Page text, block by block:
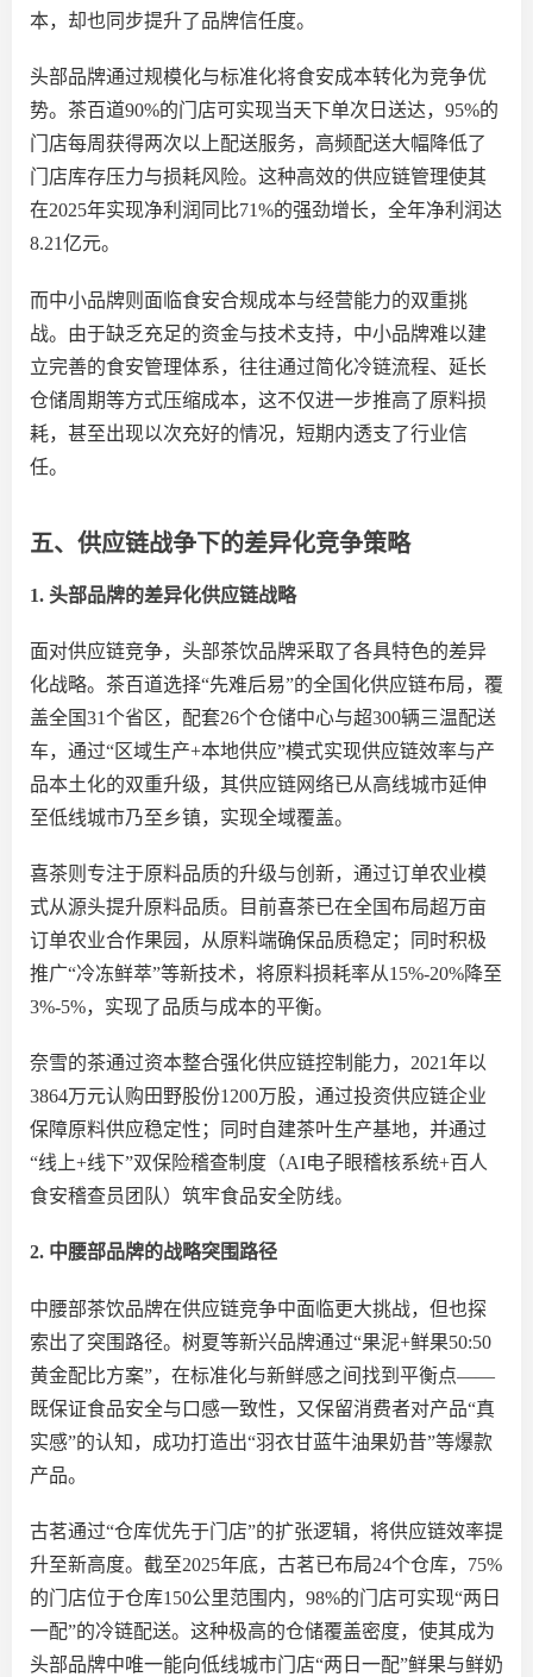
本，却也同步提升了品牌信任度。
头部品牌通过规模化与标准化将食安成本转化为竞争优
势。茶百道90%的门店可实现当天下单次日送达，95%的
门店每周获得两次以上配送服务，高频配送大幅降低了
门店库存压力与损耗风险。这种高效的供应链管理使其
在2025年实现净利 润同比71%的强劲增长，全年净利润达
8.21亿元。
而中小品牌则面临食安合规成本与经营能力的双重挑
战。由于缺乏充足的资金与技术支持，中小品牌难以建
立完善的食安管理体系，往往通过简化冷链流程、延长
仓储周期等方式压缩成本，这不仅进一步推高了原料损
耗，甚至出现以次充好的情况，短期内透支了行业信
任。
五、供应链战争下的差异化竞争策略
1. 头部品牌的差异化供应链战略
面对供应链竞争，头部茶饮品牌采取了各具特色的差异
化战略。茶百道选择“先难后易”的全国化供应链布局，覆
盖全国31个省区，配套26个仓储中心与超300辆三温配送
车，通过“区域生产+本地供应”模式实现供应链效率与产
品本土化的双重升级，其供应链网络已从高线城市延伸
至低线城市乃至乡镇，实现全域覆盖。
喜茶则专注于原料品质的升级与创新，通过订单农业模
式从源头提升原料品质。目前喜茶已在全国布局超万亩
订单农业合作果园，从原料端确保品质稳定；同时积极
推广“冷冻鲜萃”等新技术，将原料损耗率从15%-20%降至
3%-5%，实现了品质与成本的平衡。
奈雪的茶通过资本整合强化供应链控制能力， 2021年以
3864万元认购田野股份1200万股，通过投资供应链企业
保障原料供应稳定性；同时自建茶叶生产基地，并通过
“线上+线下”双保险稽查制度（AI电子眼稽核系统+百人
食安稽查员团队）筑牢食品安全防线。
2. 中腰部品牌的战略突围路径
中腰部茶饮品牌在供应链竞争中面临更大挑战，但也探
索出了突围路径。树夏等新兴品牌通过“果泥+鲜果50:50
黄金配比方案”，在标准化与新鲜感之间找到平衡点——
既保证食品安全与口感一致性，又保留消费者对产品“真
实感”的认知，成功打造出“羽衣甘蓝牛油果奶昔”等爆款
产品。
古茗通过“仓库优先于门店”的扩张逻辑，将供应链效率提
升至新高度。截至2025年底，古茗已布局24个仓库，75%
的门店位于仓库150公里范围内，98%的门店可实现“两日
一配”的冷链配送。这种极高的仓储覆盖密度，使其成为
头部品牌中唯一能向低线城市门店“两日一配”鲜果与鲜奶